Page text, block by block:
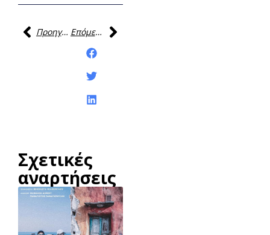
Προηγούμενη
Επόμενη
Σχετικές
αναρτήσεις